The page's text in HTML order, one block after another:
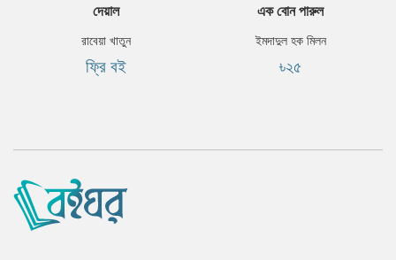
দেয়াল
রাবেয়া খাতুন
ফ্রি বই
এক বোন পারুল
ইমদাদুল হক মিলন
৳২৫